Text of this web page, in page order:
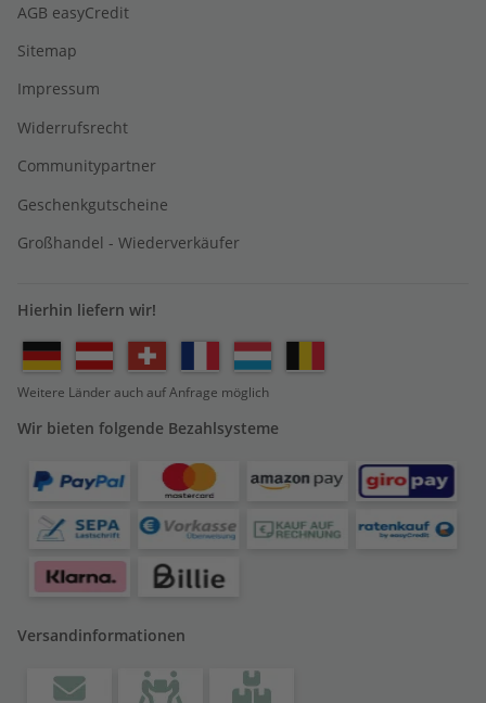
AGB easyCredit
Sitemap
Impressum
Widerrufsrecht
Communitypartner
Geschenkgutscheine
Großhandel - Wiederverkäufer
Hierhin liefern wir!
Weitere Länder auch auf Anfrage möglich
Wir bieten folgende Bezahlsysteme
Versandinformationen